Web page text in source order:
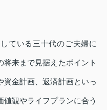
ている三十代のご夫婦に
来まで見据えたポイント
資金計画、返済計画といっ
観やライフプランに合う